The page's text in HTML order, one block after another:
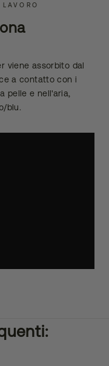
viene assorbito dal
a contatto con i
pelle e nell'aria,
blu.